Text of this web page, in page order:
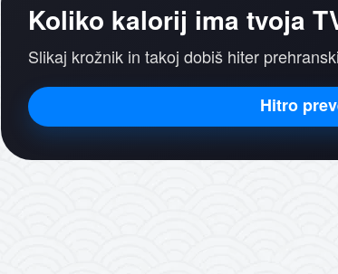
Koliko kalorij ima tvoja
Slikaj krožnik in takoj dobiš hiter
Hitro